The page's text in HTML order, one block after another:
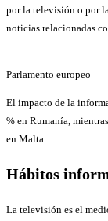
por la televisión o por
noticias relacionadas
Parlamento europeo
El impacto de la
% en Rumanía,
en Malta.
Hábitos
La televisión es el